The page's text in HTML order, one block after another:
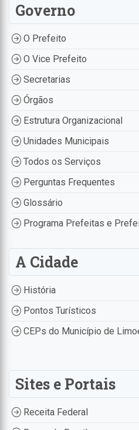
Governo
O Prefeito
O Vice Prefeito
Secretarias
Órgãos
Estrutura Organizacional
Unidades Municipais
Todos os Serviços
Perguntas Frequentes
Glossário
Programa Prefeitas e
A Cidade
História
Pontos Turísticos
CEPs do Município de
Sites e Portais
Receita Federal